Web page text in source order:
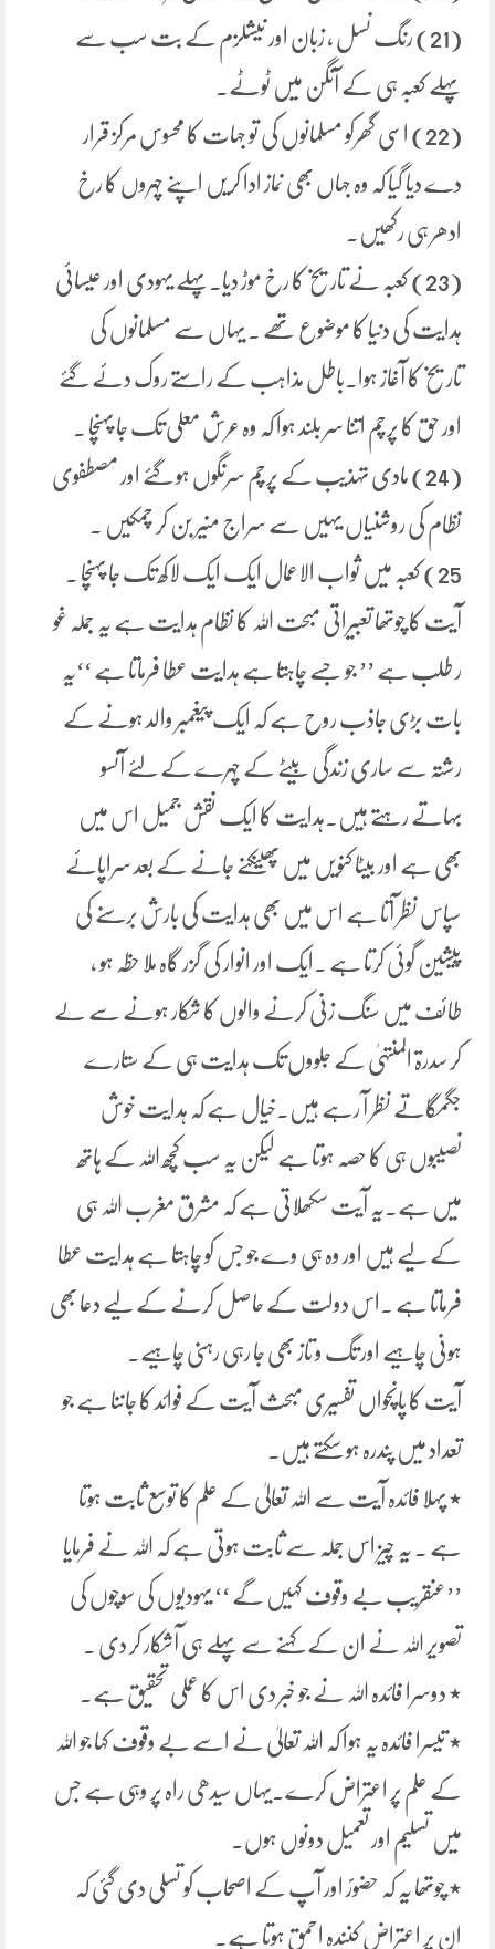
(21) رنگ نسل ، زبان اور نیشلزم کے بت سب سے
پہلے کعبہ ہی کے آنگن میں ٹوٹے۔
(22) اسی گھرکو مسلمانوں کی تو جہات کا محسوس مرکز قرار
دے دیا گیا کہ وہ جہاں بھی نماز ادا کریں اپنے چہروں کا رخ
ادھر ہی رکھیں۔
(23) کعبہ نے تاریخ کا رخ موڑ دیا۔پہلے یہودی اور عیسائی
ہدایت کی دنیا کا موضوع تھے ۔ یہاں سے مسلمانوں کی
تاریخ کا آغاز ہوا۔باطل مذاہب کے راستے روک دئے گئے
اور حق کا پرچم اتنا سر بلند ہوا کہ وہ عرش معلی تک جا پہنچا ۔
(24) مادی تہذیب کے پرچم سرنگوں ہو گئے اور مصطفوی
نظام کی روشنیاں یہیں سے سراج منیر بن کر چمکیں ۔
25) کعبہ میں ثواب الاعمال ایک ایک لاکھ تک جا پہنچا ۔
آیت کا چوتھا تعبیراتی مبحت اللہ کا نظام ہدایت ہے یہ جملہ غو
ر طلب ہے ’’ جو جسے چاہتا ہے ہدایت عطا فرماتا ہے ‘‘یہ
بات بڑی جاذب روح ہے کہ ایک پیغمبر والد ہونے کے
رشتہ سے ساری زندگی بیٹے کے چہرے کے لئے آنسو
بہاتے رہتے ہیں۔ہدایت کا ایک نقش جمیل اس میں
بھی ہے اور بیٹا کنویں میں پھینکنے جانے کے بعد سراپائے
سپاس نظر آتا ہے اس میں بھی ہدایت کی بارش برسنے کی
پیشین گوئی کرتا ہے ۔ایک اور انوار کی گزر گاہ ملا حظہ ہو ،
طائف میں سنگ زنی کرنے والوں کا شکار ہونے سے لے
کر سدرۃ المنتہیٰ کے جلووں تک ہدایت ہی کے ستارے
جگمگاتے نظر آ رہے ہیں۔خیال ہے کہ ہدایت خوش
نصیبوں ہی کا حصہ ہوتا ہے لیکن یہ سب کچھ اللہ کے ہاتھ
میں ہے۔یہ آیت سکھلاتی ہے کہ مشرق مغرب اللہ ہی
کے لیے ہیں اور وہ ہی وے جو جس کو چاہتا ہے ہدایت عطا
فرماتا ہے ۔اس دولت کے حاصل کرنے کے لیے دعا بھی
ہونی چاہیے اور تگ و تاز بھی جا رہی رہنی چاہیے۔
آیت کا پانچواں تفسیری مبحث آیت کے فوائد کا جاننا ہے جو
تعداد میں پندرہ ہو سکتے ہیں۔
٭ پہلا فائدہ آیت سے اللہ تعالیٰ کے علم کا توسع ثابت ہوتا
ہے ۔ یہ چیز اس جملہ سے ثابت ہوتی ہے کہ اللہ نے فرمایا
’’عنقریب بے وقوف کہیں گے ‘‘ یہودیوں کی سوچوں کی
تصویر اللہ نے ان کے کہنے سے پہلے ہی آشکار کر دی ۔
٭ دوسرا فائدہ اللہ نے جو خبر دی اس کا عملی تحقیق ہے۔
٭ تیسرا فائدہ یہ ہوا کہ اللہ تعالیٰ نے اسے بے وقوف کہا جو اللہ
کے علم پر اعتراض کرے۔یہاں سیدھی راہ پر وہی ہے جس
میں تسلیم اور تعمیل دونوں ہوں۔
٭ چوتھا یہ کہ حضورؐ اور آپ کے اصحاب کو تسلی دی گئی کہ
ان پر اعتراض کنندہ احمق ہوتا ہے۔